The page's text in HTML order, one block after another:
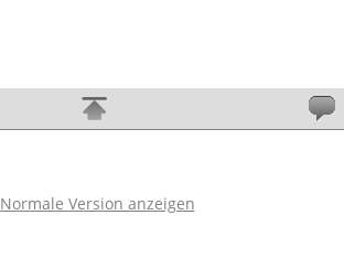
Normale Version anzeigen